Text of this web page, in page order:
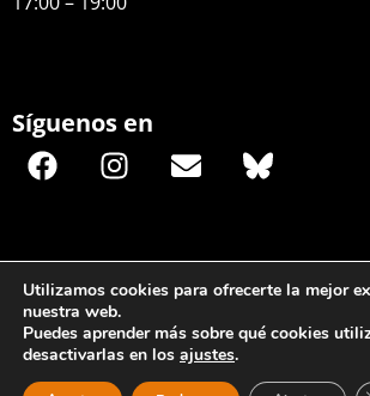
Síguenos en
© ideolab 2026. Todos los derechos
Utilizamos cookies para ofrecerte la mejor
nuestra web.
Puedes aprender más sobre qué cookies
desactivarlas en los ajustes.